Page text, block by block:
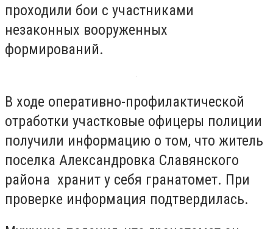
проходили бои с участниками
незаконных вооруженных
формирований.
В ходе оперативно-профилактической
отработки участковые офицеры полиции
получили информацию о том, что житель
поселка Александровка Славянского
района хранит у себя гранатомет. При
проверке информация подтвердилась.